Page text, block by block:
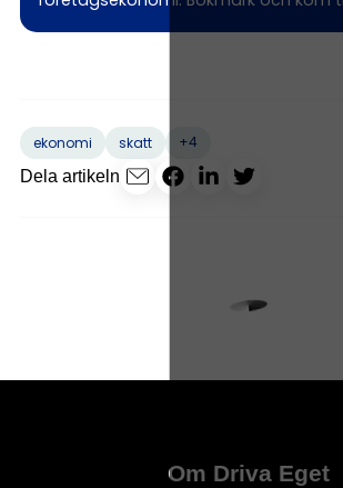
ekonomi skatt
+4
Dela artikeln
Om Driva Eget